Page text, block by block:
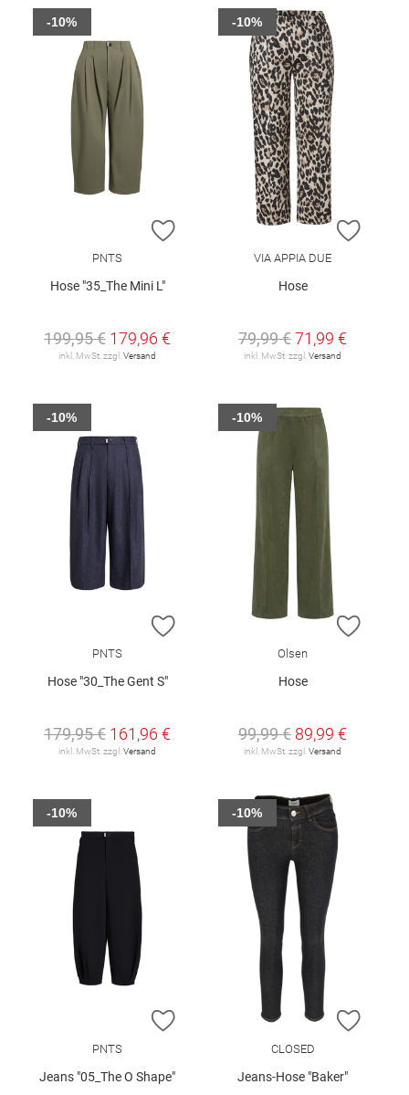
ZUR WUNSCHLISTE HINZUFÜGEN
PNTS
Hose "35_The Mini L"
199,95 € 179,96 €
inkl. MwSt. zzgl. Versand
-10%
ZUR
VIA APPIA DUE
Hose
79,99 €71,99 €
inkl. MwSt. zzgl. Versand
-10%
ZUR WUNSCHLISTE HINZUFÜGEN
PNTS
Hose "30_The Gent S"
179,95 € 161,96 €
inkl. MwSt. zzgl. Versand
-10%
ZUR
Olsen
Hose
99,99 € 89,99 €
inkl. MwSt. zzgl. Versand
-10%
ZUR WUNSCHLISTE HINZUFÜGEN
PNTS
Jeans "05_The O Shape"
-10%
ZUR
CLOSED
Jeans-Hose "Baker"
-10%